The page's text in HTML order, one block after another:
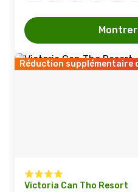
Réduction supplémentaire
Victoria Can Tho Resort